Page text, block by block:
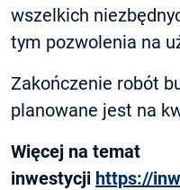
wszelkich
tym pozwolenia na
Zakończenie robót
planowane jest na
Więcej na temat
inwestycji https://